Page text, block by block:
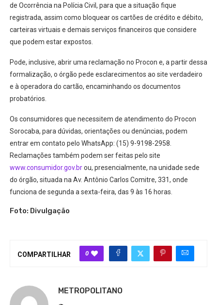
de Ocorrência na Polícia Civil, para que a situação fique
registrada, assim como bloquear os cartões de crédito e débito,
carteiras virtuais e demais serviços financeiros que considere
que podem estar expostos.
Pode, inclusive, abrir uma reclamação no Procon e, a partir dessa
formalização, o órgão pede esclarecimentos ao site verdadeiro
e à operadora do cartão, encaminhando os documentos
probatórios.
Os consumidores que necessitem de atendimento do Procon
Sorocaba, para dúvidas, orientações ou denúncias, podem
entrar em contato pelo WhatsApp: (15) 9-9198-2958.
Reclamações também podem ser feitas pelo site
www.consumidor.gov.brou, presencialmente, na unidade sede
do órgão, situada na Av. Antônio Carlos Comitre, 331, onde
funciona de segunda a sexta-feira, das 9 às 16 horas.
Foto: Divulgação
COMPARTILHAR 0
METROPOLITANO